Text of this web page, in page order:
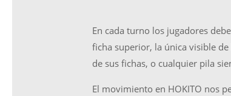
En cada turno los jugadores
ficha superior, la única visible
de sus fichas, o cualquier pila
El movimiento en HOKITO nos